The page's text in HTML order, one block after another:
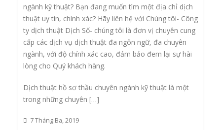
ngành kỹ thuật? Bạn đang muốn tìm một địa chỉ dịch
thuật uy tín, chính xác? Hãy liên hệ với Chúng tôi- Công
ty dịch thuật Dịch Số- chúng tôi là đơn vị chuyên cung
cấp các dịch vụ dịch thuật đa ngôn ngữ, đa chuyên
ngành, với độ chính xác cao, đảm bảo đem lại sự hài
lòng cho Quý khách hàng.
Dịch thuật hồ sơ thầu chuyên ngành kỹ thuật là một
trong những chuyên […]
7 Tháng Ba, 2019